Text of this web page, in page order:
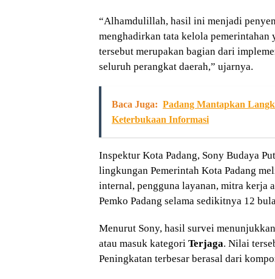
“Alhamdulillah, hasil ini menjadi
menghadirkan tata kelola
tersebut merupakan bagian dari
seluruh perangkat daerah,” ujarnya.
Baca Juga: Padang Mantapkan
Keterbukaan Informasi
Inspektur Kota Padang, Sony Budaya
lingkungan Pemerintah Kota Padang
internal, pengguna layanan, mitra kerja
Pemko Padang selama sedikitnya 12
Menurut Sony, hasil survei
atau masuk kategori Terjaga. Nilai
Peningkatan terbesar berasal dari